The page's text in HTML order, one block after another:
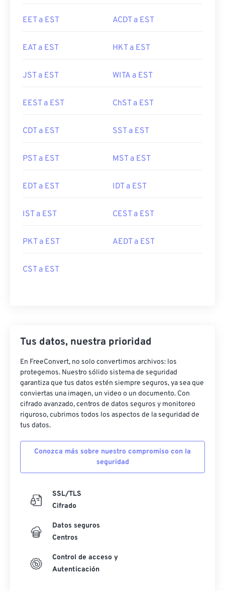
EET a EST ACDT a EST
EAT a EST HKT a EST
JST a EST WITA a EST
EEST a EST ChST a EST
CDT a EST SST a EST
PST a EST MST a EST
EDT a EST IDT a EST
IST a EST CEST a EST
PKT a EST AEDT a EST
CST a EST
Tus datos, nuestra prioridad
En FreeConvert, no solo convertimos archivos: los
protegemos. Nuestro sólido sistema de seguridad
garantiza que tus datos estén siempre seguros, ya sea que
conviertas una imagen, un video o un documento. Con
cifrado avanzado, centros de datos seguros y monitoreo
riguroso, cubrimos todos los aspectos de la seguridad de
tus datos.
Conozca más sobre nuestro compromiso con la
seguridad
SSL/TLS
Cifrado
Datos seguros
Centros
Control de acceso y
Autenticación